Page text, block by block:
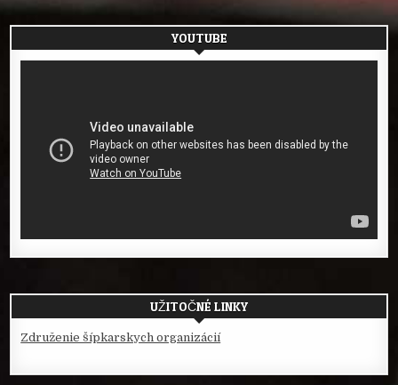
YOUTUBE
UŽITOČNÉ LINKY
Združenie šípkarskych organizácií